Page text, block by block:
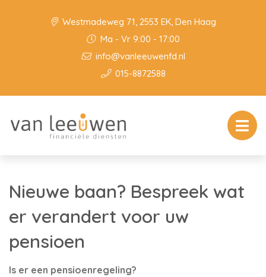
Westmadeweg 71, 2553 EK, Den Haag
Ma - Vr 9:00 - 17:00
info@vanleeuwenfd.nl
015-8872588
Nieuwe baan? Bespreek wat
er verandert voor uw
pensioen
Is er een pensioenregeling?